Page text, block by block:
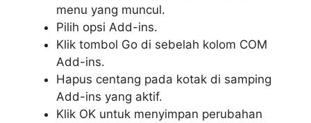
menu yang muncul.
Pilih opsi Add-ins.
Klik tombol Go di sebelah kolom COM
Add-ins.
Hapus centang pada kotak di samping
Add-ins yang aktif.
Klik OK untuk menyimpan perubahan